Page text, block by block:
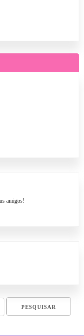
amigos!